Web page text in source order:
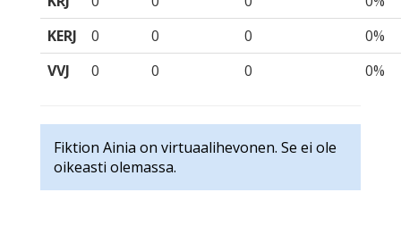
KERJ
0 0 0
0%
VVJ
0 0 0 0%
Fiktion Ainia on virtuaalihevonen. Se ei ole
oikeasti olemassa.